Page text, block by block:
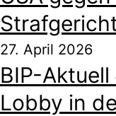
27. April 2026
BIP-
Lobby in